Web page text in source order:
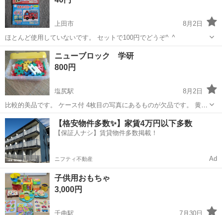
上田市
8月2日
ほとんど使用していないです。 セットで100円でどうぞ^_^
長野 上田市 パズル カード
ニューブロック 学研
800円
塩尻駅
8月2日
比較的美品です。 ケース付 4枚目の写真にあるものが欠品です。 黄色
いブロック 2つ欠品 白いブロック 2つ欠品 白い棒 1つ欠品
緑の棒 1つ欠品 羊のブロック なし
長野 塩尻市 塩尻駅 パズル
【格安物件多数✨】家賃4万円以下多数
【保証人ナシ】賃貸物件多数掲載！
ニフティ不動産 Ad
子供用おもちゃ
3,000円
千曲駅 7月30日